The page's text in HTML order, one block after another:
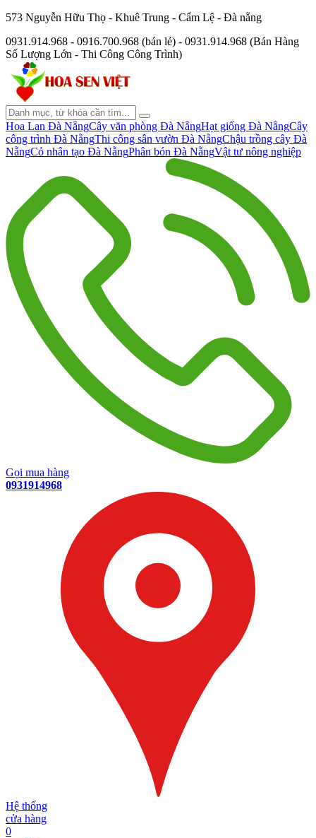
573 Nguyễn Hữu Thọ - Khuê Trung - Cẩm Lệ - Đà nẵng
0931.914.968 - 0916.700.968 (bán lẻ) - 0931.914.968 (Bán Hàng
Số Lượng Lớn - Thi Công Công Trình)
Hoa Lan Đà NẵngCây văn phòng Đà NẵngHạt giống Đà NẵngCây
công trình Đà NẵngThi công sân vườn Đà NẵngChậu trồng cây Đà
NẵngCỏ nhân tạo Đà NẵngPhân bón Đà NẵngVật tư nông nghiệp
Gọi mua hàng
0931914968
Hệ thống
cửa hàng
0